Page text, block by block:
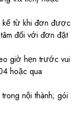
kể từ khi đơn được
đối với đơn đặt
giờ hẹn trước vui
hoặc qua
nội thành; gói